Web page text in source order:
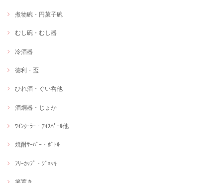
煮物碗・円菓子碗
むし碗・むし器
冷酒器
徳利・盃
ひれ酒・ぐい呑他
酒燗器・じょか
ﾜｲﾝｸｰﾗｰ・ｱｲｽﾍﾟｰﾙ他
焼酎ｻｰﾊﾞｰ・ﾎﾞﾄﾙ
ﾌﾘｰｶｯﾌﾟ・ｼﾞｮｯｷ